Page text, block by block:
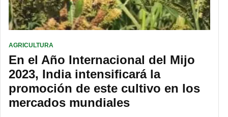
AGRICULTURA
En el Año Internacional del Mijo
2023, India intensificará la
promoción de este cultivo en los
mercados mundiales